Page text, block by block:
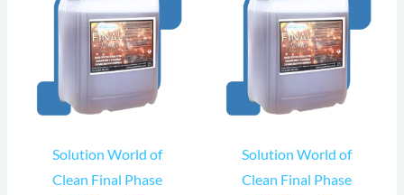
Solution World of
Clean Final Phase
Solution World of
Clean Final Phase